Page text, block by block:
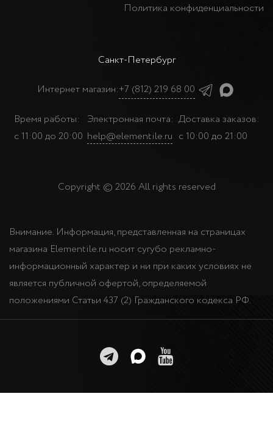
Санкт-Петербург
Интернет магазин:+7 (812) 219 68 00
Время работы:
с 11:00 до 20:00
Электронная почта:
help@elementile.ru
Доставка заказов:
с 10:00 до 21:00
Политика конфиденциальности
Copyright © 2026 All rights reserved
Внимание. Информация, представленная на страницах
магазина Elementile.ru носит сугубо рекламно-
информационный характер и ни при каких условиях не
является публичной офертой, определяемой
положениями Статьи 437 (2) Гражданского кодекса РФ.